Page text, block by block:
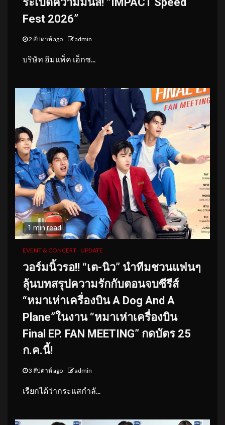
Fest 2026”
2 สัปดาห์ ago admin
บริษัท อิมแพ็ค เอ็กซ...
1 min read
EVENT & CONCERT UPDATE
วอร์มนิ้วรอ!! “เต-นิว” นำทีมชวนแฟนๆ
ลุ้นบทสรุปความรักกับตอนจบซีรีส์
“หมาเห่าเครื่องบิน A Dog And A
Plane”ในงาน “หมาเห่าเครื่องบิน
Final EP. FAN MEETING” กดบัตร 25
ก.ค.นี้!
3 สัปดาห์ ago admin
เรียกได้ว่ากระแสกำลั...